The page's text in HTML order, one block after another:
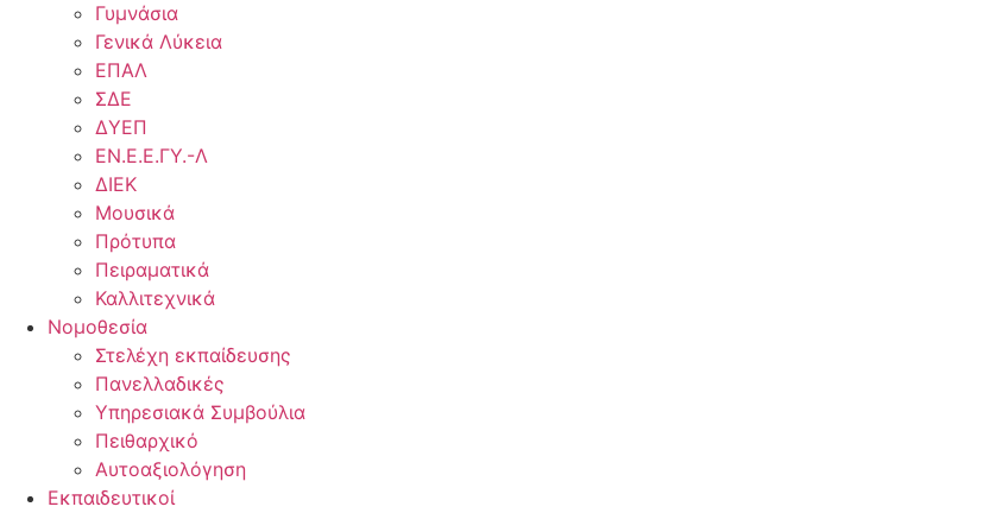
Γυμνάσια
Γενικά Λύκεια
ΕΠΑΛ
ΣΔΕ
ΔΥΕΠ
ΕΝ.Ε.Ε.ΓΥ.-Λ
ΔΙΕΚ
Μουσικά
Πρότυπα
Πειραματικά
Καλλιτεχνικά
Νομοθεσία
Στελέχη εκπαίδευσης
Πανελλαδικές
Υπηρεσιακά Συμβούλια
Πειθαρχικό
Αυτοαξιολόγηση
Εκπαιδευτικοί